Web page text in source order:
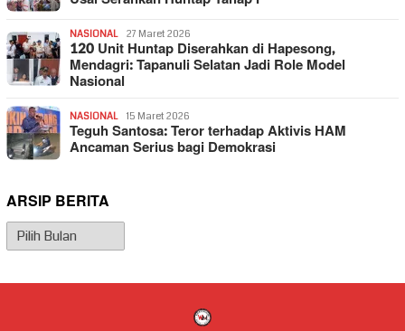
NASIONAL 27 Maret 2026
120 Unit Huntap Diserahkan di Hapesong,
Mendagri: Tapanuli Selatan Jadi Role Model
Nasional
NASIONAL 15 Maret 2026
Teguh Santosa: Teror terhadap Aktivis HAM
Ancaman Serius bagi Demokrasi
ARSIP BERITA
Arsip
Berita